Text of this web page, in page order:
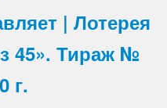
| Лотерея
45». Тираж №
г.